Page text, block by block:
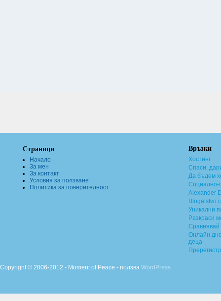
Страници
Начало
За мен
За контакт
Условия за ползване
Политика за поверителност
Връзки
Хостинг
Спаси,
Да бъдем
Социално-
Alexander
Уникални
Разкраси
Сравнявай
Онлайн
деца
Copyright © 2006-2012 - Moment of Peace - ползва WordPress